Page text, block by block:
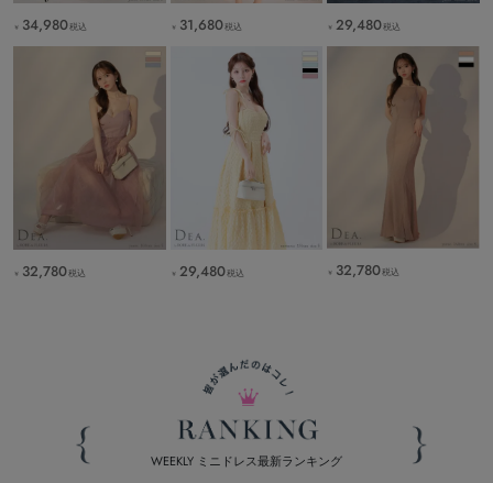
￥ 34,980税込 ￥ 31,680税込 ￥ 29,480税込
￥ 32,780税込 ￥ 29,480税込 ￥ 32,780税込
WEEKLY ミニドレス最新ランキング